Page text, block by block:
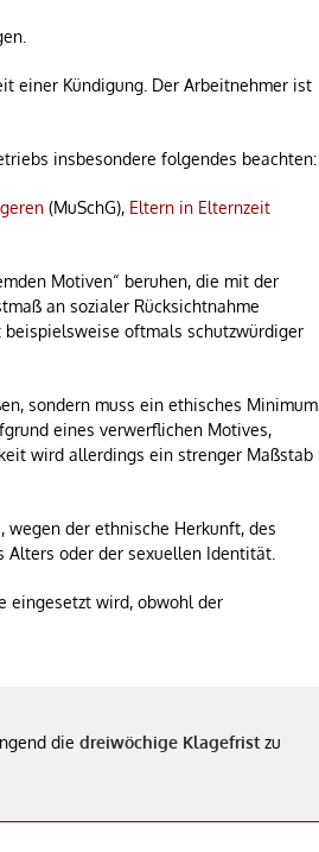
einer Kündigung. Der Arbeitnehmer ist
insbesondere folgendes beachten:
(MuSchG), Eltern in Elternzeit
Motiven“ beruhen, die mit der
an sozialer Rücksichtnahme
oftmals schutzwürdiger
sondern muss ein ethisches Minimum
eines verwerflichen Motives,
wird allerdings ein strenger Maßstab
wegen der ethnische Herkunft, des
Alters oder der sexuellen Identität.
eingesetzt wird, obwohl der
die dreiwöchige Klagefrist zu